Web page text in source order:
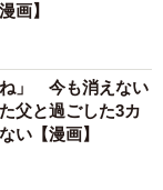
すね。完成度は
です」
いう……」
投稿。
画】
ね」 今も消えない
父と過ごした3カ
い【漫画】